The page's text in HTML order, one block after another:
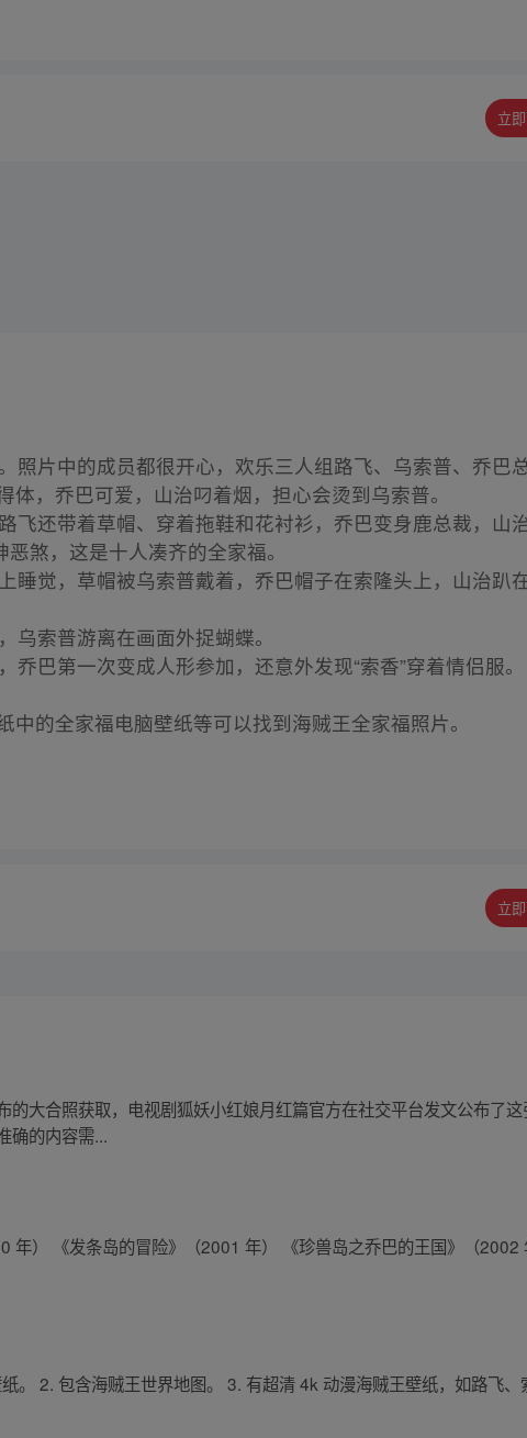
立
照片中的成员都很开心，欢乐三人组路飞、乌索普、乔巴
，乔巴可爱，山治叼着烟，担心会烫到乌索普。
还带着草帽、穿着拖鞋和花衬衫，乔巴变身鹿总裁，山
煞，这是十人凑齐的全家福。
觉，草帽被乌索普戴着，乔巴帽子在索隆头上，山治趴
索普游离在画面外捉蝴蝶。
巴第一次变成人形参加，还意外发现“索香”穿着情侣服。
的全家福电脑壁纸等可以找到海贼王全家福照片。
立
大合照获取，电视剧狐妖小红娘月红篇官方在社交平台发文公布了
确的内容需...
） 《发条岛的冒险》（2001 年） 《珍兽岛之乔巴的王国》（2002
。 2. 包含海贼王世界地图。 3. 有超清 4k 动漫海贼王壁纸，如路飞、